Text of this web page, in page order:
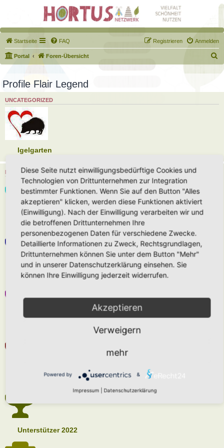
Startseite FAQ Anmelden
Registrieren
Portal Foren-Übersicht
h
e
Profile Flair Legend
UNCATEGORIZED
Igelgarten
HORTUS-NETZWERK UNTERSTÜTZER
Unterstützer 2026
Unterstützer 2025
Unterstützer 2023
Unterstützer 2022
Diese Seite nutzt einwilligungsbedürftige Cookies und
Technologien von Drittunternehmen zur Integration
bestimmter Funktionen. Wenn Sie auf den Button "Alles
akzeptieren" klicken, werden diese Funktionen aktiviert
(Einwilligung). Nach der Einwilligung verarbeiten wir und
die betroffenen Drittunternehmen Ihre
personenbezogenen Daten für verschiedene Zwecke.
Detaillierte Informationen zu Zweck, Rechtsgrundlagen,
Drittunternehmen können Sie unter dem Button "Mehr"
und in unserer Datenschutzerklärung einsehen. Sie
können Ihre Einwilligung jederzeit widerrufen.
Akzeptieren
Verweigern
mehr
Powered by &
Impressum Datenschutzerklärung